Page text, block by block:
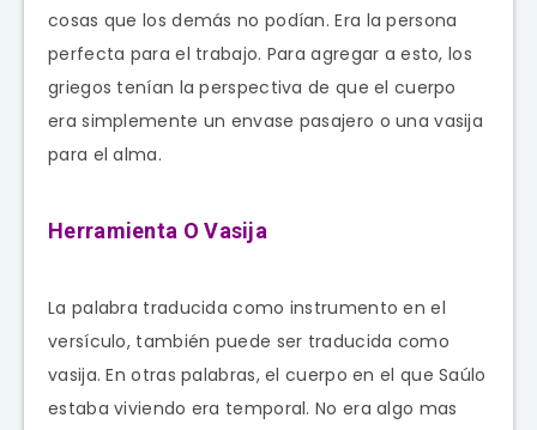
cosas que los demás no podían. Era la persona
perfecta para el trabajo. Para agregar a esto, los
griegos tenían la perspectiva de que el cuerpo
era simplemente un envase pasajero o una vasija
para el alma.
Herramienta O Vasija
La palabra traducida como instrumento en el
versículo, también puede ser traducida como
vasija. En otras palabras, el cuerpo en el que Saúlo
estaba viviendo era temporal. No era algo mas